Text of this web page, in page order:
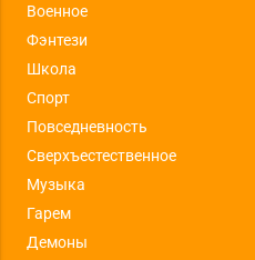
Военное
Фэнтези
Школа
Спорт
Повседневность
Сверхъестественное
Музыка
Гарем
Демоны